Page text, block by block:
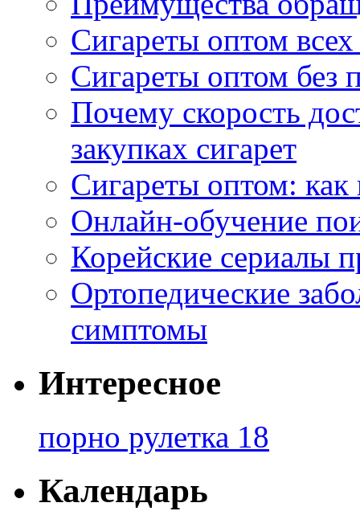
Сигареты оптом
Сигареты оптом без
Почему скорость
закупках сигарет
Сигареты оптом:
Онлайн-обучение
Корейские сериалы
Ортопедические
симптомы
Интересное
порно рулетка 18
Календарь